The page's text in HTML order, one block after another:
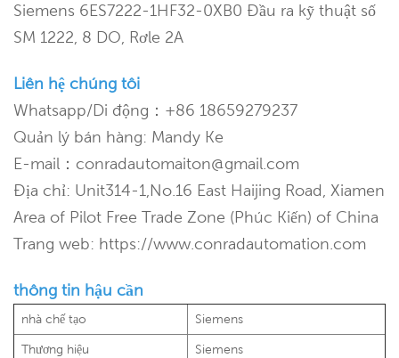
Siemens 6ES7222-1HF32-0XB0 Đầu ra kỹ thuật số
SM 1222, 8 DO, Rơle 2A
Liên hệ chúng tôi
Whatsapp/Di động：+86 18659279237
Quản lý bán hàng: Mandy Ke
E-mail：conradautomaiton@gmail.com
Địa chỉ: Unit314-1,No.16 East Haijing Road, Xiamen
Area of Pilot Free Trade Zone (Phúc Kiến) of China
Trang web: https://www.conradautomation.com
thông tin hậu cần
nhà chế tạo Siemens
Thương hiệu Siemens